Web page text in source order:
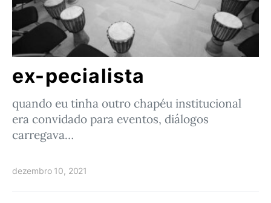
ex-pecialista
quando eu tinha outro chapéu institucional
era convidado para eventos, diálogos
carregava…
dezembro 10, 2021